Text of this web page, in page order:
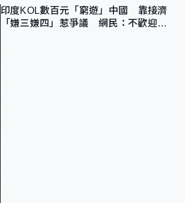
印度KOL數百元「窮遊」中國 靠接濟
「嫌三嫌四」惹爭議 網民：不歡迎劣